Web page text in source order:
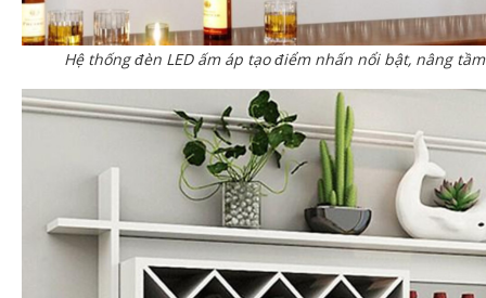
Hệ thống đèn LED ấm áp tạo điểm nhấn nổi bật, nâng